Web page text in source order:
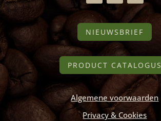
NIEUWSBRIEF
PRODUCT CATALOGUS
Algemene voorwaarden
Privacy & Cookies